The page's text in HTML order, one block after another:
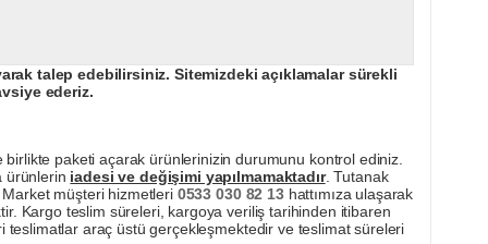
talep edebilirsiniz. Sitemizdeki açıklamalar sürekli
ederiz.
paketi açarak ürünlerinizin durumunu kontrol ediniz.
ürünlerin iadesi ve değişimi yapılmamaktadır. Tutanak
Market müşteri hizmetleri 0533 030 82 13hattımıza ulaşarak
Kargo teslim süreleri, kargoya veriliş tarihinden itibaren
teslimatlar araç üstü gerçekleşmektedir ve teslimat süreleri